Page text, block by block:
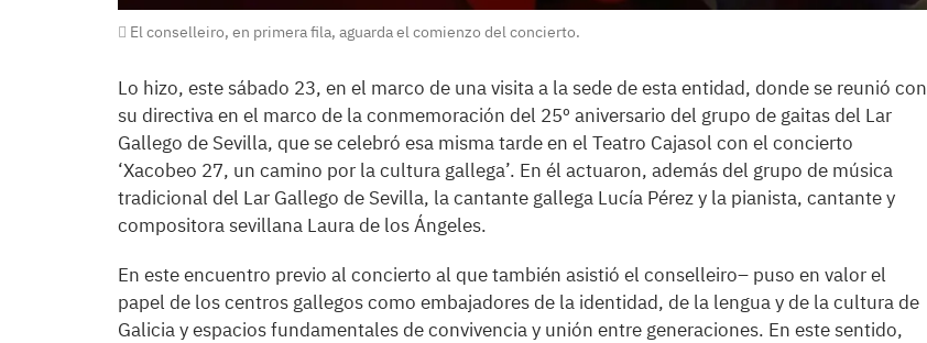
El conselleiro, en primera fila, aguarda el comienzo del concierto.
Lo hizo, este sábado 23, en el marco de una visita a la sede de esta entidad, donde se reunió con
su directiva en el marco de la conmemoración del 25º aniversario del grupo de gaitas del Lar
Gallego de Sevilla, que se celebró esa misma tarde en el Teatro Cajasol con el concierto
‘Xacobeo 27, un camino por la cultura gallega’. En él actuaron, además del grupo de música
tradicional del Lar Gallego de Sevilla, la cantante gallega Lucía Pérez y la pianista, cantante y
compositora sevillana Laura de los Ángeles.
En este encuentro previo al concierto al que también asistió el conselleiro– puso en valor el
papel de los centros gallegos como embajadores de la identidad, de la lengua y de la cultura de
Galicia y espacios fundamentales de convivencia y unión entre generaciones. En este sentido,